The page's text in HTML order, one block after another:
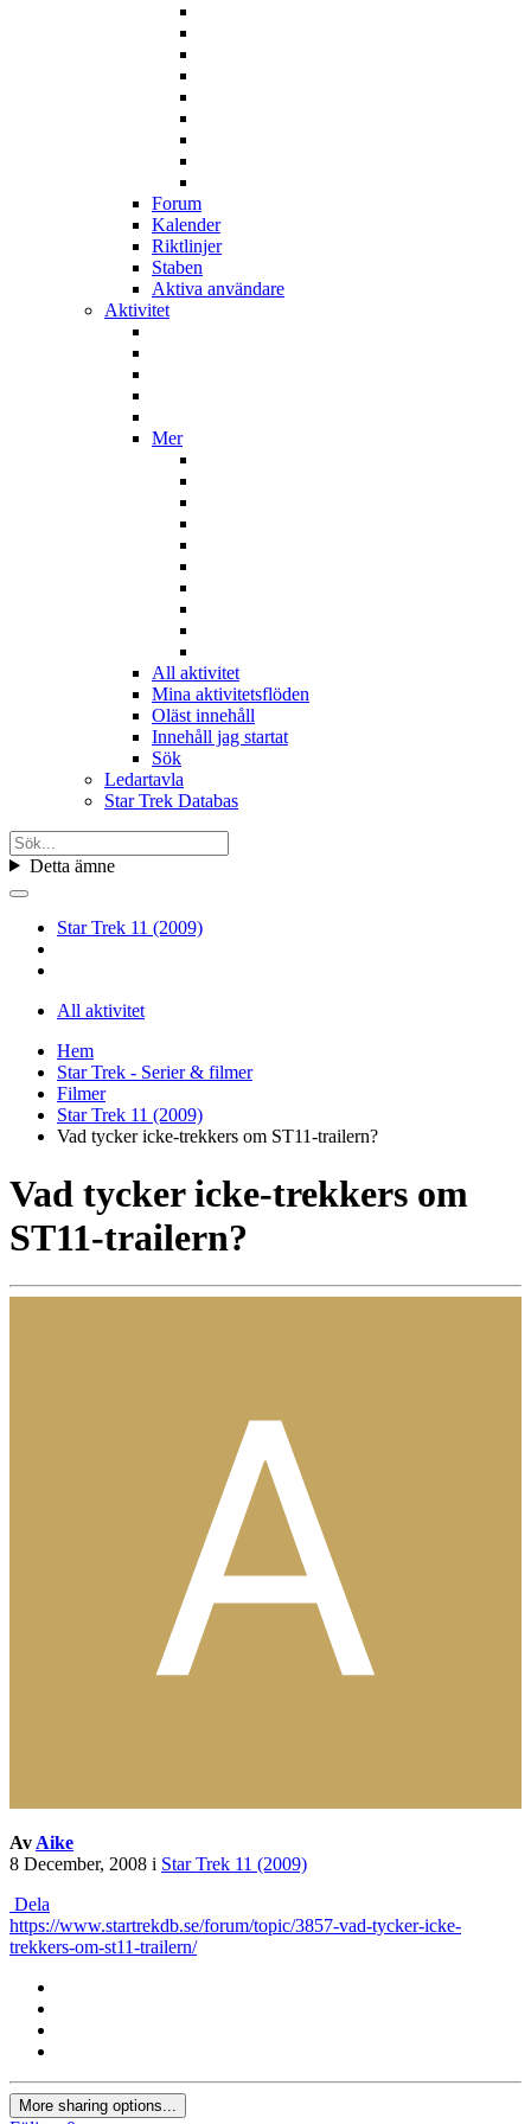
Forum
Kalender
Riktlinjer
Staben
Aktiva användare
Aktivitet
Mer
All aktivitet
Mina aktivitetsflöden
Oläst innehåll
Innehåll jag startat
Sök
Ledartavla
Star Trek Databas
Detta ämne
Star Trek 11 (2009)
All aktivitet
Hem
Star Trek - Serier & filmer
Filmer
Star Trek 11 (2009)
Vad tycker icke-trekkers om ST11-trailern?
Vad tycker icke-trekkers om
ST11-trailern?
AvAike
8 December, 2008 i Star Trek 11 (2009)
Dela
https://www.startrekdb.se/forum/topic/3857-vad-tycker-icke-
trekkers-om-st11-trailern/
More sharing options...